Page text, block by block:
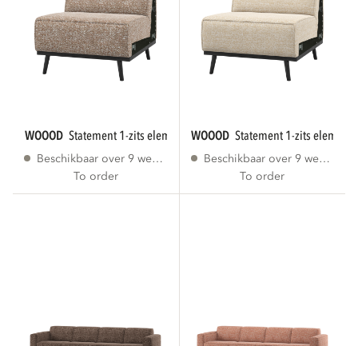
WOOOD statement 1-zits element lichtbruin...
Beschikbaar over 9 weken
To order
WOOOD statement 1-zits
Beschikbaar over 9 weken
To order